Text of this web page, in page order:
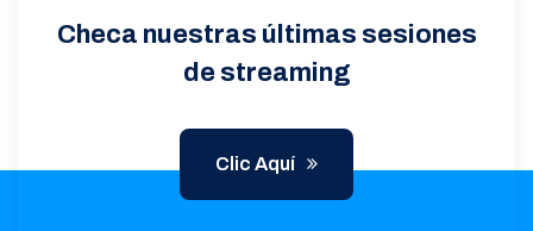
Checa nuestras últimas sesiones
de streaming
Clic Aquí